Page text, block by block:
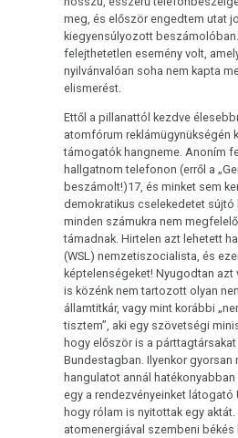
meg, és először engedtem utat
kiegyensúlyozott
felejthetetlen esemény volt,
nyilvánvalóan soha nem kapta
elismerést.
Ettől a pillanattól kezdve
atomfórum reklámügynükségén
támogatók hangneme. Anoním
hallgatnom telefonon (erről a
beszámolt!)17, és minket sem
demokratikus cselekedetet sújtó
minden számukra nem
támadnak. Hirtelen azt lehetett
(WSL) nemzetiszocialista, és
képtelenségeket! Nyugodtan azt
is közénk nem tartozott olyan
államtitkár, vagy mint korábbi
tisztem”, aki egy szövetségi
hogy először is a
Bundestagban. Ilyenkor gyorsan
hangulatot annál
egy a rendezvényeinket látogató
hogy rólam is nyitottak egy aktát.
atomenergiával szembeni